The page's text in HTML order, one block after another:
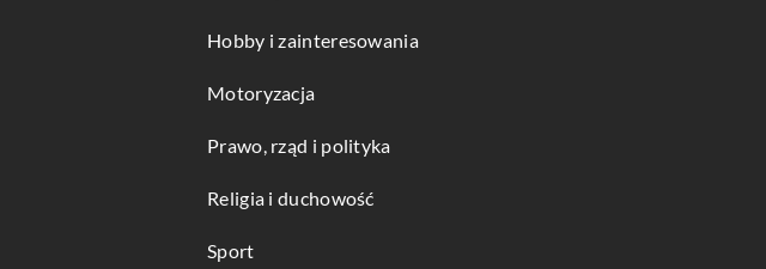
Hobby i zainteresowania
Motoryzacja
Prawo, rząd i polityka
Religia i duchowość
Sport